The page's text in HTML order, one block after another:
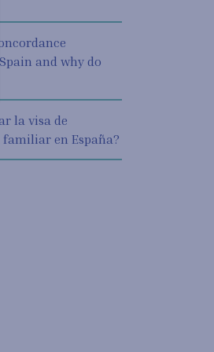
and why do
la visa de
en España?